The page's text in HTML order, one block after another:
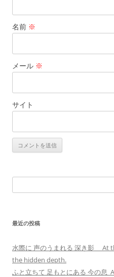
名前 ※
メール ※
サイト
索:
最近の投稿
水際に 声のうまれる 深き影 At
the hidden depth.
ふと立ちて 足もとにある 今の